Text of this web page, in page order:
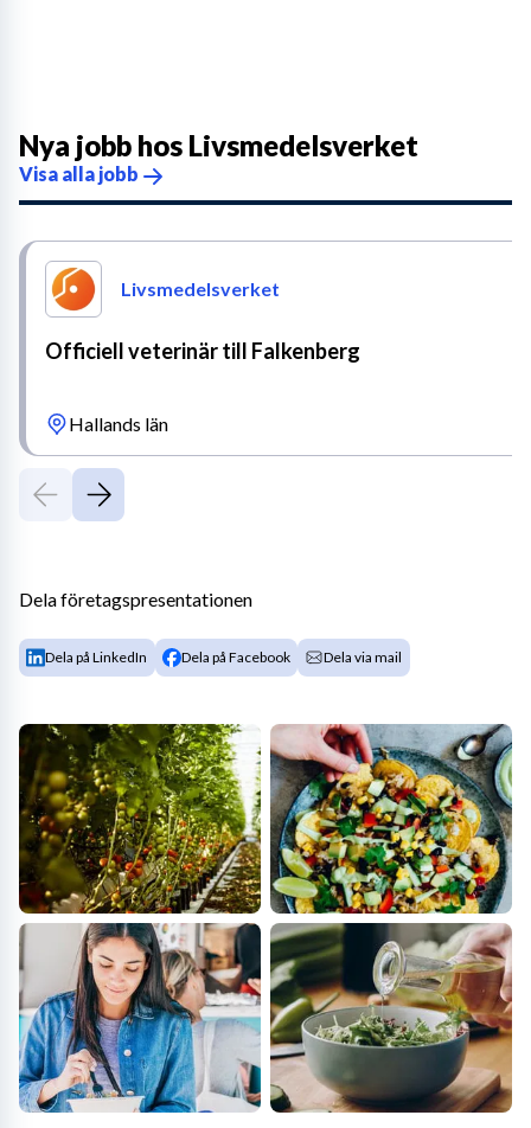
Nya jobb hos Livsmedelsverket
Visa alla jobb
Livsmedelsverket
Officiell veterinär till Falkenberg
Hallands län
Dela företagspresentationen
Dela på LinkedIn Dela på Facebook Dela via mail